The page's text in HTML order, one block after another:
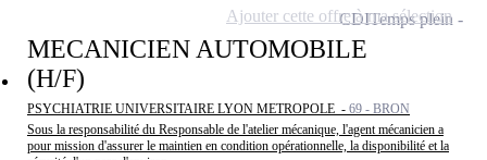
MECANICIEN AUTOMOBILE
(H/F)
PSYCHIATRIE UNIVERSITAIRE LYON METROPOLE - 69 - BRON
Sous la responsabilité du Responsable de l'atelier mécanique, l'agent mécanicien a
pour mission d'assurer le maintien en condition opérationnelle, la disponibilité et la
CDITemps plein
Ajouter cette offre à ma sélection